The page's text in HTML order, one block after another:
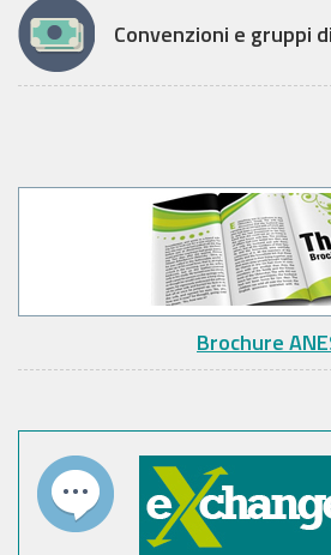
Convenzioni e gruppi
Brochure